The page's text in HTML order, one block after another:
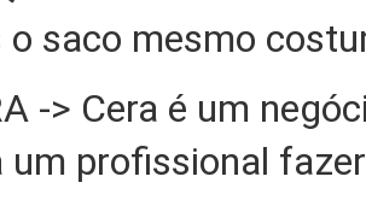
o saco mesmo
-> Cera é um
um profissional